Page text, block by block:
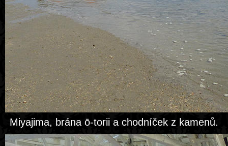
Miyajima, brána ō-torii a chodníček z kamenů.